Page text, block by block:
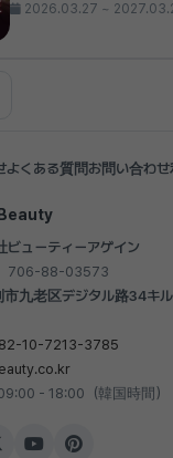
2026.03.27 ~
よくある質問 お問い合わせ
Beauty
ビューティーアゲイン
706-88-03573
市九老区デジタル路34キ
10-7213-3785
- 18:00（韓国時間）